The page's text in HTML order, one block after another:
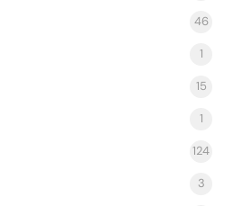
46
1
15
1
124
3